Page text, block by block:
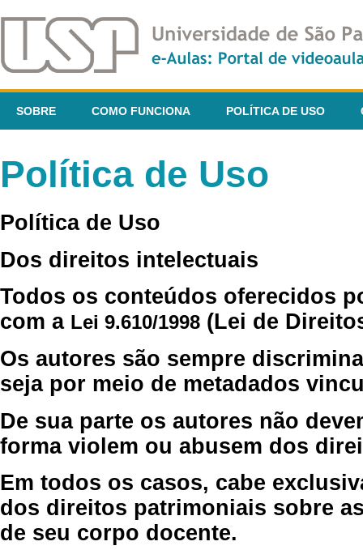
SOBRE COMO FUNCIONA POLÍTICA DE USO
Política de Uso
Política de Uso
Dos direitos intelectuais
Todos os conteúdos oferecidos
com a Lei 9.610/1998 (Lei de
Os autores são sempre
seja por meio de metadados
De sua parte os autores não
forma violem ou abusem dos
Em todos os casos, cabe
dos direitos patrimoniais sobre
de seu corpo docente.